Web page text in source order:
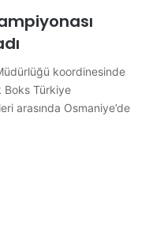
koordinesinde
Boks Türkiye
arasında Osmaniye’de